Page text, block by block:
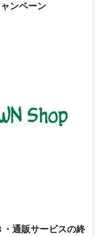
ンペーン
・通販サービスの終